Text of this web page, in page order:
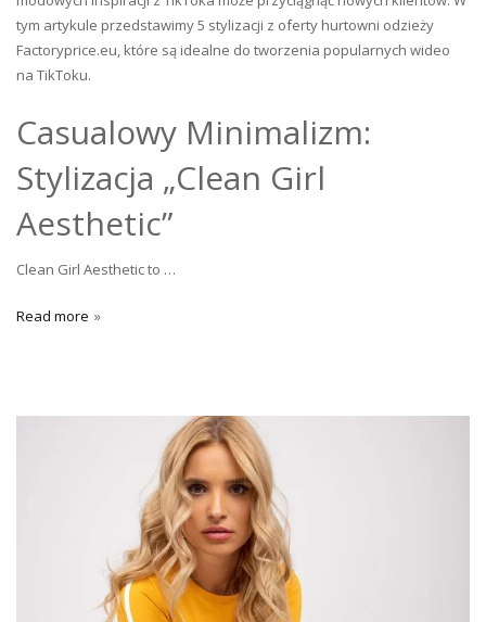
tym artykule przedstawimy 5 stylizacji z oferty hurtowni odzieży
Factoryprice.eu, które są idealne do tworzenia popularnych wideo
na TikToku.
Casualowy Minimalizm:
Stylizacja „Clean Girl
Aesthetic”
Clean Girl Aesthetic to …
Read more